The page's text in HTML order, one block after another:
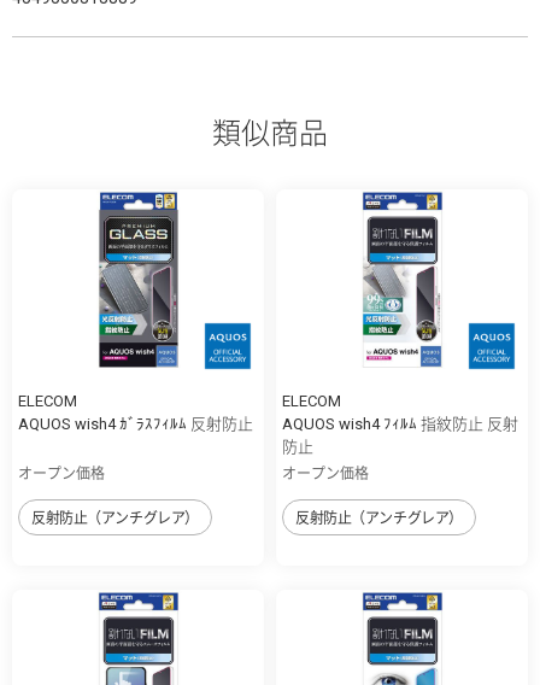
類似商品
ELECOM
AQUOS wish4 ｶﾞﾗｽﾌｨﾙﾑ 反射防止
オープン価格
反射防止（アンチグレア）
ELECOM
AQUOS wish4 ﾌｨﾙﾑ 指紋防止 反射
防止
オープン価格
反射防止（アンチグレア）